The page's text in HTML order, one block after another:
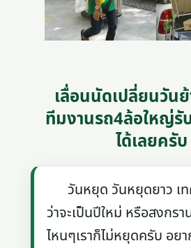
เลื่อนนัดเปลี่ยนวัน
ทีมงานรถ4ล้อใหญ่รั
ได้เลยครับ
วันหยุด วันหยุดยาว เท
ว่าจะเป็นปีใหม่ หรือสงกร
ไหนๆเราก็ไม่หยุดครับ อย